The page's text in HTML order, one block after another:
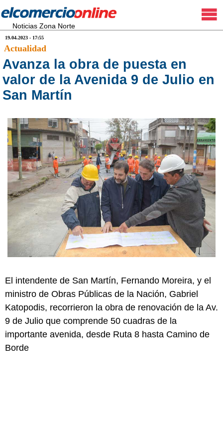
Noticias Zona Norte
19.04.2023 - 17:55
Actualidad
Avanza la obra de puesta en
valor de la Avenida 9 de Julio en
San Martín
El intendente de San Martín, Fernando Moreira, y el
ministro de Obras Públicas de la Nación, Gabriel
Katopodis, recorrieron la obra de renovación de la Av.
9 de Julio que comprende 50 cuadras de la
importante avenida, desde Ruta 8 hasta Camino de
Borde